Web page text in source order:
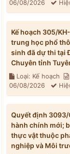
06/08/2026
Kế hoạch 305/
trung học phổ
sinh đã dự thi tại
Chuyên tỉnh
Loại: Kế hoạch
06/08/2026
Quyết định
hành chính mới;
thực vật thuộc
nghiệp và Môi